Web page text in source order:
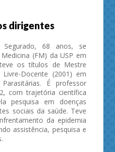
dirigentes
Segurado, 68 anos, se
(FM) da USP em
os títulos de Mestre
Docente (2001) em
É professor
com trajetória científica
pesquisa em doenças
sociais da saúde. Teve
da epidemia
assistência, pesquisa e